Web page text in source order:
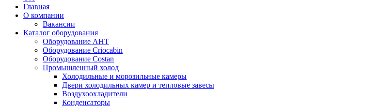
Главная
О компании
Вакансии
Каталог оборудования
Оборудование AHT
Оборудование Criocabin
Оборудование Costan
Промышленный холод
Холодильные и морозильные камеры
Двери холодильных камер и тепловые завесы
Воздухоохладители
Конденсаторы